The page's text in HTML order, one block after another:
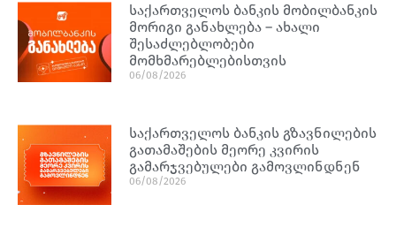
საქართველოს ბანკის მობილბანკის
მორიგი განახლება – ახალი
შესაძლებლობები
მომხმარებლებისთვის
06/08/2026
საქართველოს ბანკის გზავნილების
გათამაშების მეორე კვირის
გამარჯვებულები გამოვლინდნენ
06/08/2026